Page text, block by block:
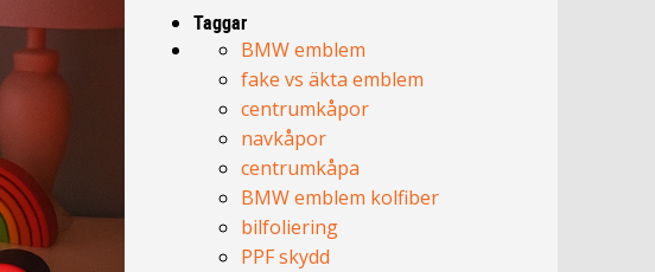
Taggar
BMW emblem
fake vs äkta emblem
centrumkåpor
navkåpor
centrumkåpa
BMW emblem kolfiber
bilfoliering
PPF skydd